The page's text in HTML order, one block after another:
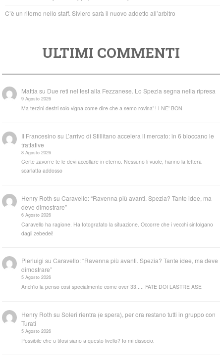
C’è un ritorno nello staff. Siviero sarà il nuovo addetto all’arbitro
ULTIMI COMMENTI
Mattia su Due reti nel test alla Fezzanese. Lo Spezia segna nella ripresa
9 Agosto 2026
Ma terzini destri solo vigna come dire che a semo rovina' ! I NE' BON
Il Francesino su L’arrivo di Stillitano accelera il mercato: in 6 bloccano le
trattative
8 Agosto 2026
Certe zavorre te le devi accollare in eterno. Nessuno li vuole, hanno la lettera
scarlatta addosso
Henry Roth suCaravello: “Ravenna più avanti. Spezia? Tante idee, ma
deve dimostrare”
6 Agosto 2026
Caravello ha ragione. Ha fotografato la situazione. Occorre che i vecchi sintolgano
dagli zebedei!
Pierluigi suCaravello: “Ravenna più avanti. Spezia? Tante idee, ma deve
dimostrare”
5 Agosto 2026
Anch'io la penso così specialmente come over 33..... FATE DOI LASTRE ASE
Henry Roth suSoleri rientra (e spera), per ora restano tutti in gruppo con
Turati
5 Agosto 2026
Possibile che u tifosi siano a questo livello? Io mi dissocio.